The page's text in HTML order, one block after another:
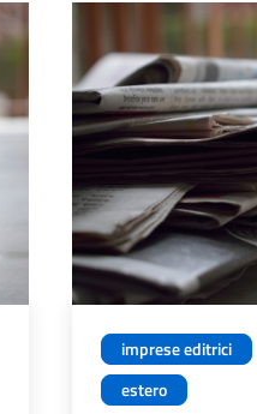
imprese editrici
estero